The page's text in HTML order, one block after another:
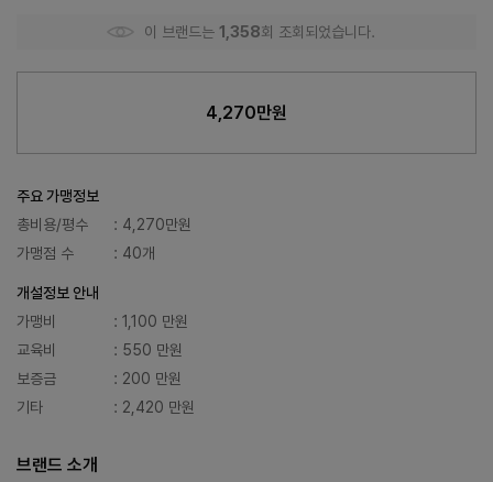
이 브랜드는 1,358회 조회되었습니다.
4,270만원
주요 가맹정보
총비용/평수
: 4,270만원
가맹점 수
: 40개
개설정보 안내
가맹비
: 1,100 만원
교육비
: 550 만원
보증금
: 200 만원
기타
: 2,420 만원
브랜드 소개